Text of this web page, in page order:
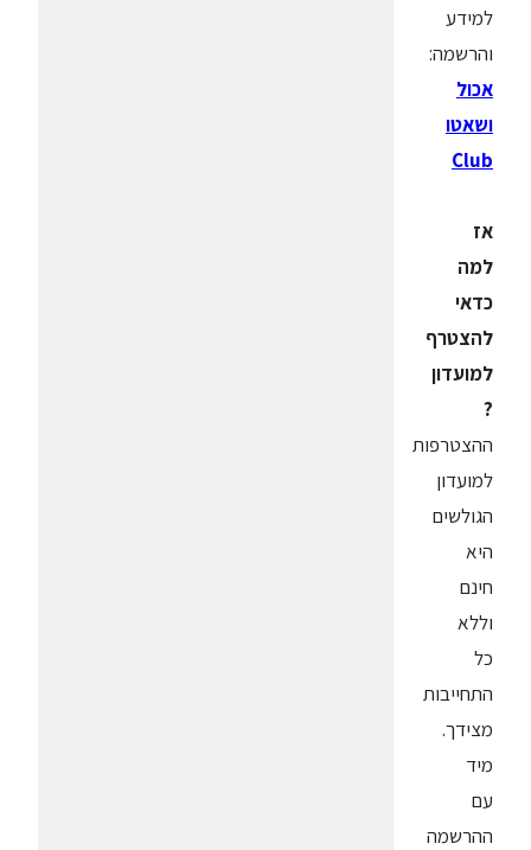
למידע
והרשמה:
אכול
ושאטו
Club
אז
למה
כדאי
להצטרף
למועדון
?
ההצטרפות
למועדון
הגולשים
היא
חינם
וללא
כל
התחייבות
מצידך.
מיד
עם
ההרשמה